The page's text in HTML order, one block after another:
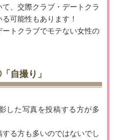
、交際クラブ・デートクラ
可能性もあります！
トクラブでモテない女性の
自撮り」
した写真を投稿する方が多
る方も多いのではないでし